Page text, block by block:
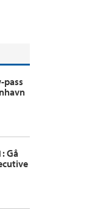
pass
Gå